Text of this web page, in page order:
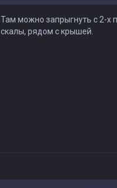
Там можно запрыгнуть с 2-х
скалы, рядом с крышей.